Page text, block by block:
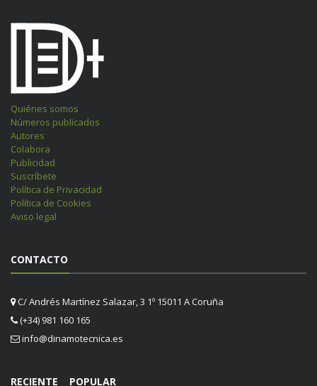
Quiénes somos
Números publicados
Autores
Colabora
Publicidad
Suscríbete
Política de Privacidad
Política de Cookies
Aviso legal
CONTACTO
C/ Andrés Martínez Salazar, 3 1º 15011 A Coruña
(+34) 981 160 165
info@dinamotecnica.es
RECIENTE POPULAR